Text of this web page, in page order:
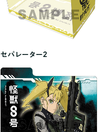
セパレーター2